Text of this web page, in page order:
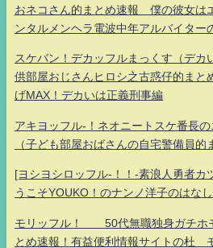
おネコさん的まとめ速報 僕の彼女は
ンタルメンヘラ電波中年アルバイター
スケバン！デカッフルまっくす（デカ
供部屋おじさんヒロシ之古惑仔的まと
げMAX！デカいは正義刑事編
アキヨッフル-！ネオニートスケ番長の
（子ども部屋おばさんの自宅警備員的
[ヨシヨシロッフル-！！-素浪人勇者カ
うこそYOUKO！のナンノ洋子のはな
モリッフル！ 50代無職独身ガチホ
とめ速報！有益便利情報サイトの杜